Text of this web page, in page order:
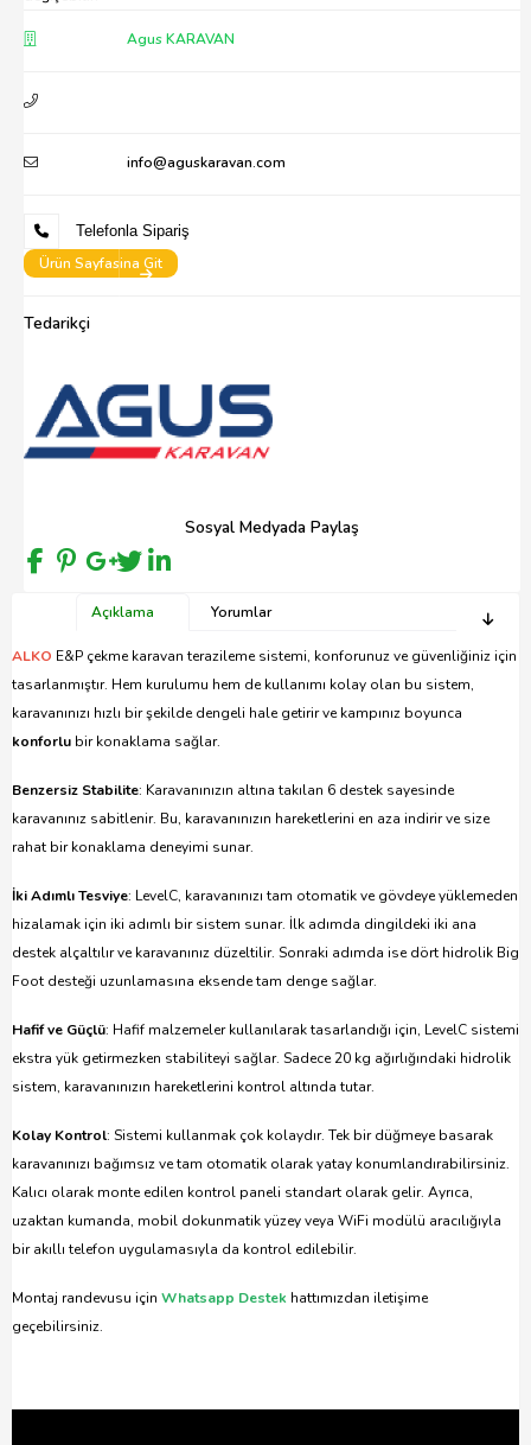
Agus KARAVAN
info@aguskaravan.com
Telefonla Sipariş
Ürün Sayfasina Git
Tedarikçi
Sosyal Medyada Paylaş
Açıklama Yorumlar
ALKO E&P çekme karavan terazileme sistemi, konforunuz ve güvenliğiniz için
tasarlanmıştır. Hem kurulumu hem de kullanımı kolay olan bu sistem,
karavanınızı hızlı bir şekilde dengeli hale getirir ve kampınız boyunca
konforlu bir konaklama sağlar.
Benzersiz Stabilite: Karavanınızın altına takılan 6 destek sayesinde
karavanınız sabitlenir. Bu, karavanınızın hareketlerini en aza indirir ve size
rahat bir konaklama deneyimi sunar.
İki Adımlı Tesviye: LevelC, karavanınızı tam otomatik ve gövdeye yüklemeden
hizalamak için iki adımlı bir sistem sunar. İlk adımda dingildeki iki ana
destek alçaltılır ve karavanınız düzeltilir. Sonraki adımda ise dört hidrolik Big
Foot desteği uzunlamasına eksende tam denge sağlar.
Hafif ve Güçlü: Hafif malzemeler kullanılarak tasarlandığı için, LevelC sistemi
ekstra yük getirmezken stabiliteyi sağlar. Sadece 20 kg ağırlığındaki hidrolik
sistem, karavanınızın hareketlerini kontrol altında tutar.
Kolay Kontrol: Sistemi kullanmak çok kolaydır. Tek bir düğmeye basarak
karavanınızı bağımsız ve tam otomatik olarak yatay konumlandırabilirsiniz.
Kalıcı olarak monte edilen kontrol paneli standart olarak gelir. Ayrıca,
uzaktan kumanda, mobil dokunmatik yüzey veya WiFi modülü aracılığıyla
bir akıllı telefon uygulamasıyla da kontrol edilebilir.
Montaj randevusu için Whatsapp Destek hattımızdan iletişime
geçebilirsiniz.